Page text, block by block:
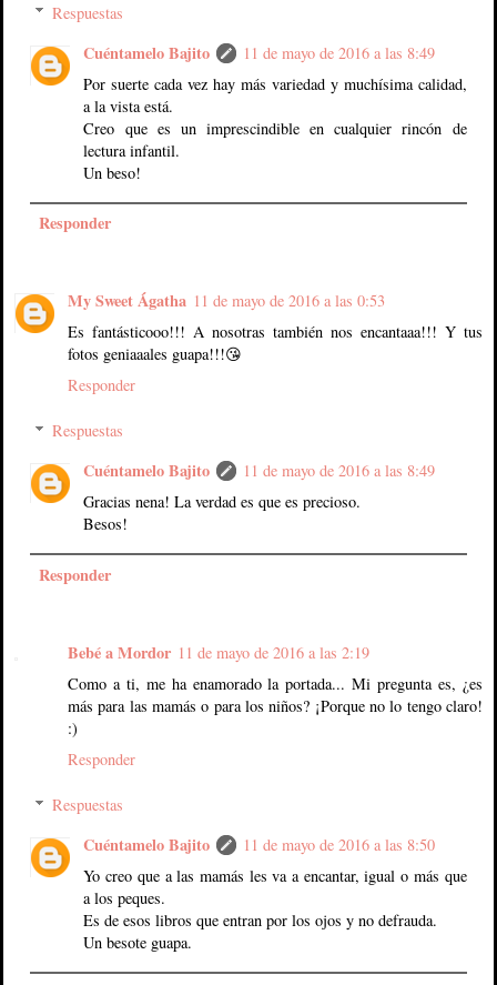
Respuestas
Cuéntamelo Bajito
11 de mayo de 2016 a las 8:49
Por suerte cada vez hay más variedad y muchísima calidad,
a la vista está.
Creo que es un imprescindible en cualquier rincón de
lectura infantil.
Un beso!
Responder
My Sweet Ágatha 11 de mayo de 2016 a las 0:53
Es fantásticooo!!! A nosotras también nos encantaaa!!! Y tus
fotos geniaaales guapa!!!😘
Responder
Respuestas
Cuéntamelo Bajito
11 de mayo de 2016 a las 8:49
Gracias nena! La verdad es que es precioso.
Besos!
Responder
Bebé a Mordor 11 de mayo de 2016 a las 2:19
Como a ti, me ha enamorado la portada... Mi pregunta es, ¿es
más para las mamás o para los niños? ¡Porque no lo tengo claro!
:)
Responder
Respuestas
Cuéntamelo Bajito
11 de mayo de 2016 a las 8:50
Yo creo que a las mamás les va a encantar, igual o más que
a los peques.
Es de esos libros que entran por los ojos y no defrauda.
Un besote guapa.